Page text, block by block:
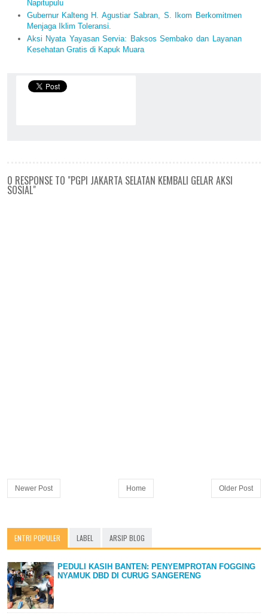
Napitupulu
Gubernur Kalteng H. Agustiar Sabran, S. Ikom Berkomitmen
Menjaga Iklim Toleransi.
Aksi Nyata Yayasan Servia: Baksos Sembako dan Layanan
Kesehatan Gratis di Kapuk Muara
0 RESPONSE TO "PGPI JAKARTA SELATAN KEMBALI GELAR AKSI
SOSIAL"
Newer Post Older Post
Home
ENTRI POPULER LABEL ARSIP BLOG
PEDULI KASIH BANTEN: PENYEMPROTAN FOGGING
NYAMUK DBD DI CURUG SANGERENG